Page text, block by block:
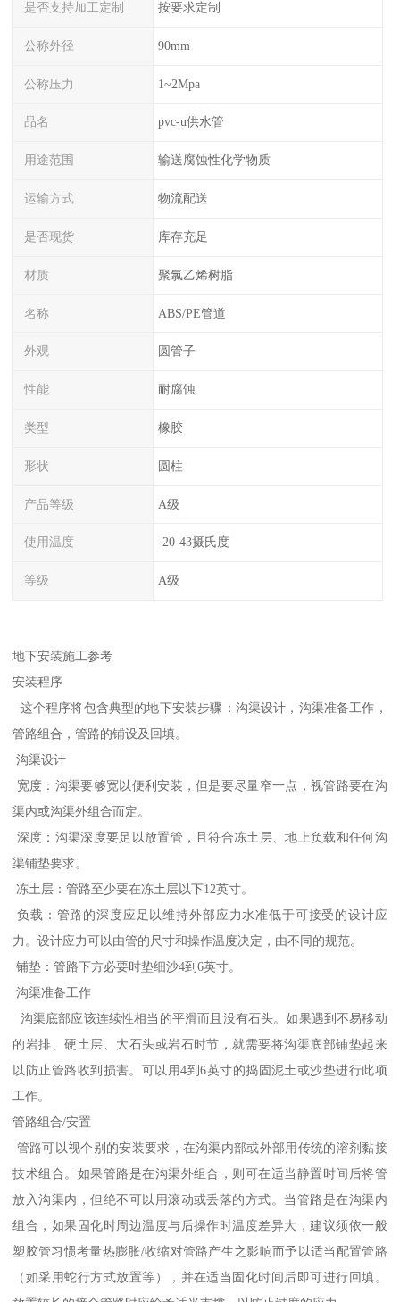
是否支持加工定制 按要求定制
公称外径 90mm
公称压力 1~2Mpa
品名 pvc-u供水管
用途范围 输送腐蚀性化学物质
运输方式 物流配送
是否现货 库存充足
材质 聚氯乙烯树脂
名称 ABS/PE管道
外观 圆管子
性能 耐腐蚀
类型 橡胶
形状 圆柱
产品等级 A级
使用温度 -20-43摄氏度
等级 A级
地下安装施工参考
安装程序
这个程序将包含典型的地下安装步骤：沟渠设计，沟渠准备工作，
管路组合，管路的铺设及回填。
沟渠设计
宽度：沟渠要够宽以便利安装，但是要尽量窄一点，视管路要在沟
渠内或沟渠外组合而定。
深度：沟渠深度要足以放置管，且符合冻土层、地上负载和任何沟
渠铺垫要求。
冻土层：管路至少要在冻土层以下12英寸。
负载：管路的深度应足以维持外部应力水准低于可接受的设计应
力。设计应力可以由管的尺寸和操作温度决定，由不同的规范。
铺垫：管路下方必要时垫细沙4到6英寸。
沟渠准备工作
沟渠底部应该连续性相当的平滑而且没有石头。如果遇到不易移动
的岩排、硬土层、大石头或岩石时节，就需要将沟渠底部铺垫起来
以防止管路收到损害。可以用4到6英寸的捣固泥土或沙垫进行此项
工作。
管路组合/安置
管路可以视个别的安装要求，在沟渠内部或外部用传统的溶剂黏接
技术组合。如果管路是在沟渠外组合，则可在适当静置时间后将管
放入沟渠内，但绝不可以用滚动或丢落的方式。当管路是在沟渠内
组合，如果固化时周边温度与后操作时温度差异大，建议须依一般
塑胶管习惯考量热膨胀/收缩对管路产生之影响而予以适当配置管路
（如采用蛇行方式放置等），并在适当固化时间后即可进行回填。